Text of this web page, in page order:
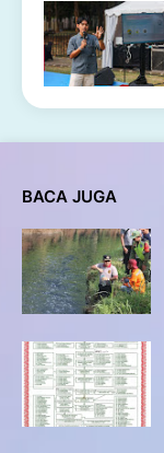
BACA JUGA